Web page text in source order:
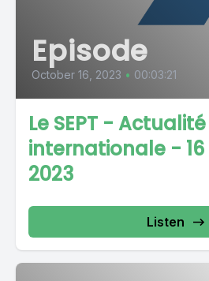
Episode
October 16, 2023 • 00:03:21
Le SEPT -
internationale -
2023
Listen